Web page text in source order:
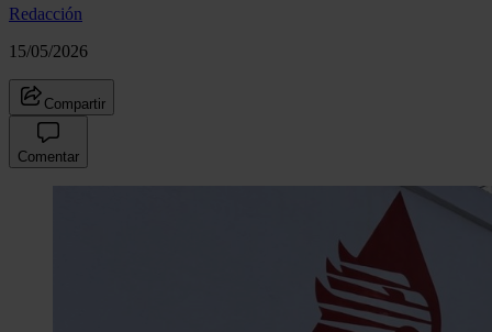
Redacción
15/05/2026
Compartir
Comentar